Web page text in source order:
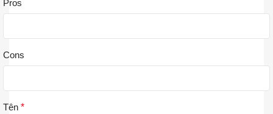
Pros
Cons
Tên *